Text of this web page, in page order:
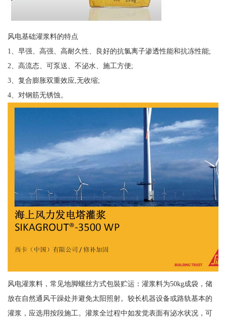
风电基础灌浆料的特点
1、早强、高强、高耐久性、良好的抗氯离子渗透性能和抗冻性能;
2、高流态、可泵送、不泌水、施工方便;
3、复合膨胀双重效应,无收缩;
4、对钢筋无锈蚀。
风电灌浆料，常见地脚螺丝方式包裝贮运：灌浆料为50kg成袋，储
放在自然通风干躁处并避免太阳照射。较长机器设备或路轨基本的
灌浆，应选用按段施工。灌浆全过程中如发觉表面有泌水状况，可